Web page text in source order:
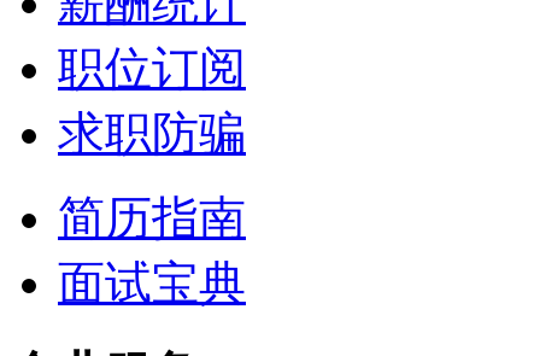
职位订阅
求职防骗
简历指南
面试宝典